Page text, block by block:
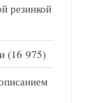
резинкой
(16 975)